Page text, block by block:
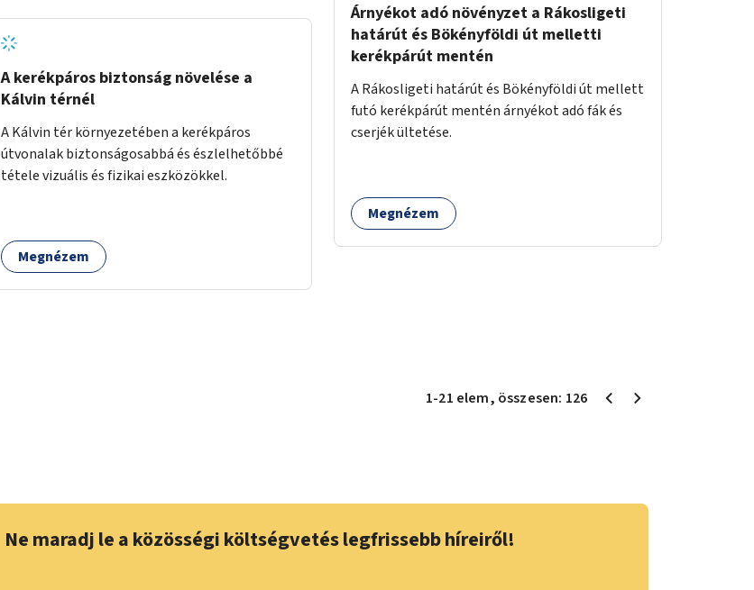
A kerékpáros biztonság növelése a
Kálvin térnél
A Kálvin tér környezetében a kerékpáros
útvonalak biztonságosabbá és észlelhetőbbé
tétele vizuális és fizikai eszközökkel.
Megnézem
Árnyékot adó növényzet a Rákosligeti
határút és Bökényföldi út melletti
kerékpárút mentén
A Rákosligeti határút és Bökényföldi út mellett
futó kerékpárút mentén árnyékot adó fák és
cserjék ültetése.
Megnézem
1-21 elem, összesen: 126
Ne maradj le a közösségi költségvetés legfrissebb híreiről!